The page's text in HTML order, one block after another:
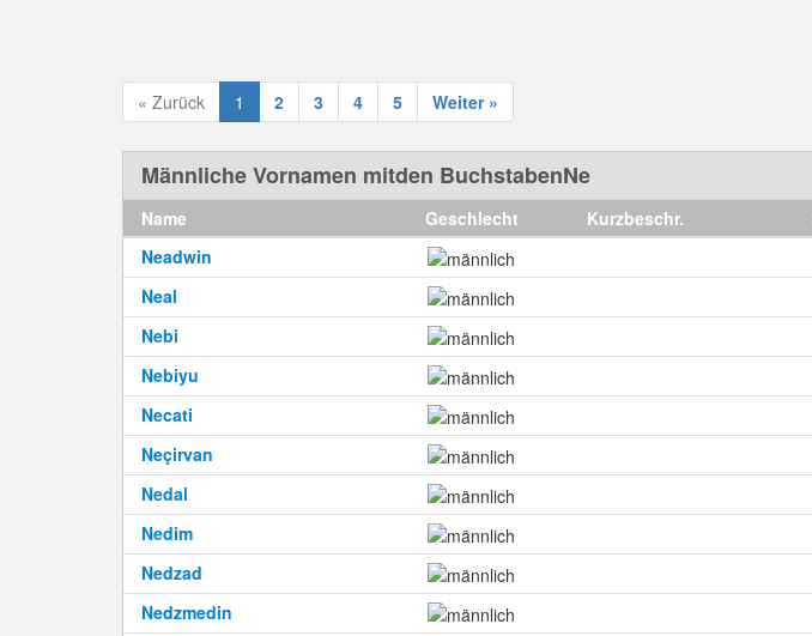
« Zurück 1 2 3 4 5 Weiter »
Männliche Vornamen mitden BuchstabenNe
Name Geschlecht Kurzbeschr.
Neadwin
Neal
Nebi
Nebiyu
Necati
Neçirvan
Nedal
Nedim
Nedzad
Nedzmedin